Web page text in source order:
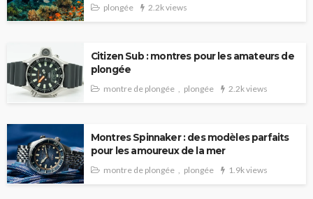
plongée 2.2k views
Citizen Sub : montres pour les amateurs de
plongée
montre de plongée plongée 2.2k views
Montres Spinnaker : des modèles parfaits
pour les amoureux de la mer
montre de plongée plongée 1.9k views